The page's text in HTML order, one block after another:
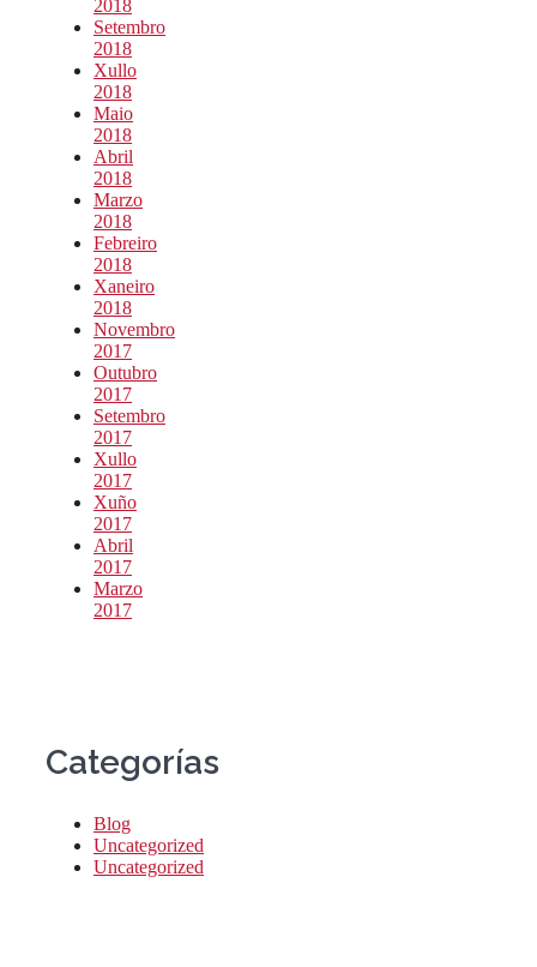
2018
Setembro
2018
Xullo
2018
Maio
2018
Abril
2018
Marzo
2018
Febreiro
2018
Xaneiro
2018
Novembro
2017
Outubro
2017
Setembro
2017
Xullo
2017
Xuño
2017
Abril
2017
Marzo
2017
Categorías
Blog
Uncategorized
Uncategorized